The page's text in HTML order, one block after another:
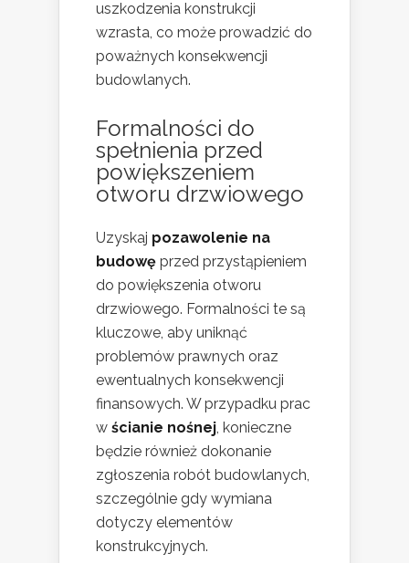
uszkodzenia konstrukcji
wzrasta, co może prowadzić do
poważnych konsekwencji
budowlanych.
Formalności do
spełnienia przed
powiększeniem
otworu drzwiowego
Uzyskaj pozawolenie na
budowę przed przystąpieniem
do powiększenia otworu
drzwiowego. Formalności te są
kluczowe, aby uniknąć
problemów prawnych oraz
ewentualnych konsekwencji
finansowych. W przypadku prac
w ścianie nośnej , konieczne
będzie również dokonanie
zgłoszenia robót budowlanych,
szczególnie gdy wymiana
dotyczy elementów
konstrukcyjnych.